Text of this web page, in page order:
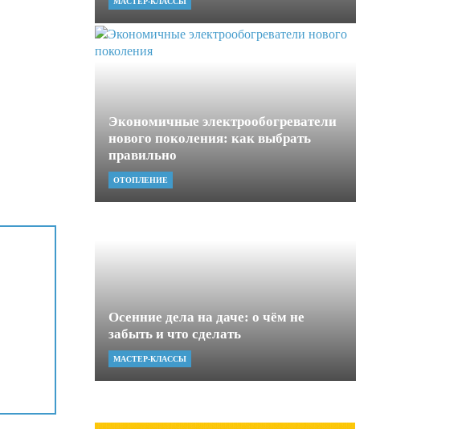
Экономичные электрообогреватели
нового поколения: как выбрать
правильно
ОТОПЛЕНИЕ
Осенние дела на даче: о чём не
забыть и что сделать
МАСТЕР-КЛАССЫ